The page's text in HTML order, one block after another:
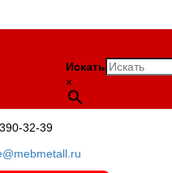
Искать
×
32-39